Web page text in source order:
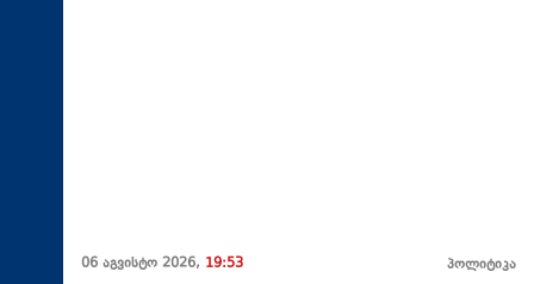
06 აგვისტო 2026, 19:53 პოლიტიკა